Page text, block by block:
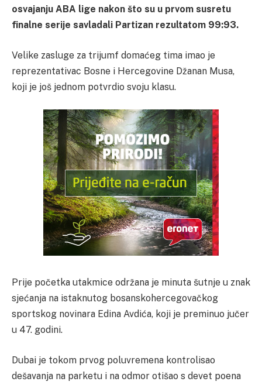
osvajanju ABA lige nakon što su u prvom susretu
finalne serije savladali Partizan rezultatom 99:93.
Velike zasluge za trijumf domaćeg tima imao je
reprezentativac Bosne i Hercegovine Džanan Musa,
koji je još jednom potvrdio svoju klasu.
Prije početka utakmice održana je minuta šutnje u znak
sjećanja na istaknutog bosanskohercegovačkog
sportskog novinara Edina Avdića, koji je preminuo jučer
u 47. godini.
Dubai je tokom prvog poluvremena kontrolisao
dešavanja na parketu i na odmor otišao s devet poena